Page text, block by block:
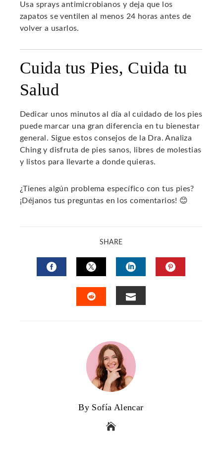
Usa sprays antimicrobianos y deja que los
zapatos se ventilen al menos 24 horas antes de
volver a usarlos.
Cuida tus Pies, Cuida tu
Salud
Dedicar unos minutos al día al cuidado de los pies
puede marcar una gran diferencia en tu bienestar
general. Sigue estos consejos de la Dra. Analiza
Ching y disfruta de pies sanos, libres de molestias
y listos para llevarte a donde quieras.
¿Tienes algún problema específico con tus pies?
¡Déjanos tus preguntas en los comentarios! 😊
SHARE
FACEBOOKTWITTERLINKEDIN
By Sofía Alencar